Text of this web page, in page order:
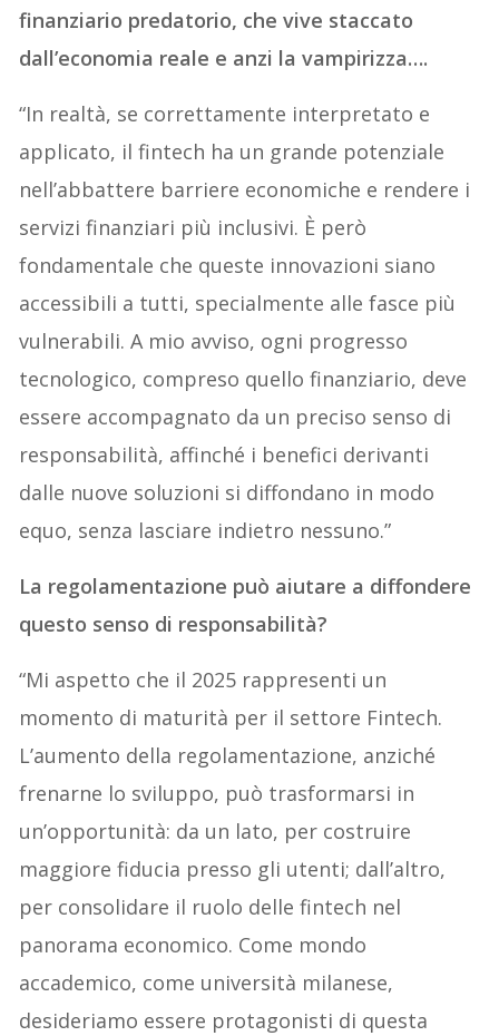
finanziario predatorio, che vive staccato
dall’economia reale e anzi la vampirizza….
“In realtà, se correttamente interpretato e
applicato, il fintech ha un grande potenziale
nell’abbattere barriere economiche e rendere i
servizi finanziari più inclusivi. È però
fondamentale che queste innovazioni siano
accessibili a tutti, specialmente alle fasce più
vulnerabili. A mio avviso, ogni progresso
tecnologico, compreso quello finanziario, deve
essere accompagnato da un preciso senso di
responsabilità, affinché i benefici derivanti
dalle nuove soluzioni si diffondano in modo
equo, senza lasciare indietro nessuno.”
La regolamentazione può aiutare a diffondere
questo senso di responsabilità?
“Mi aspetto che il 2025 rappresenti un
momento di maturità per il settore Fintech.
L’aumento della regolamentazione, anziché
frenarne lo sviluppo, può trasformarsi in
un’opportunità: da un lato, per costruire
maggiore fiducia presso gli utenti; dall’altro,
per consolidare il ruolo delle fintech nel
panorama economico. Come mondo
accademico, come università milanese,
desideriamo essere protagonisti di questa